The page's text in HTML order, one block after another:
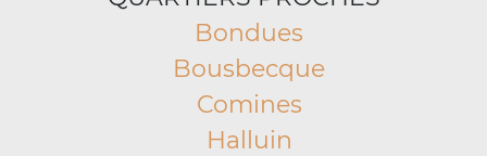
Bondues
Bousbecque
Comines
Halluin